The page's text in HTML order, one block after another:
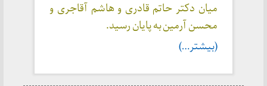
میان دکتر حاتم قادری و هاشم آقاجری و
محسن آرمین به پایان رسید.
(بیشتر…)